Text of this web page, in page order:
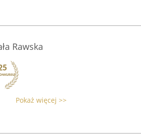
Rawska
Pokaż więcej >>